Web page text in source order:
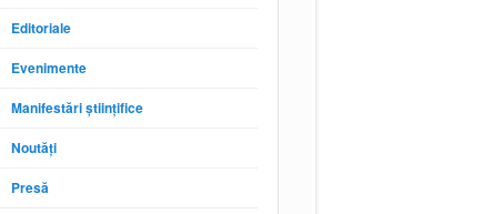
Editoriale
Evenimente
Manifestări științifice
Noutăți
Presă